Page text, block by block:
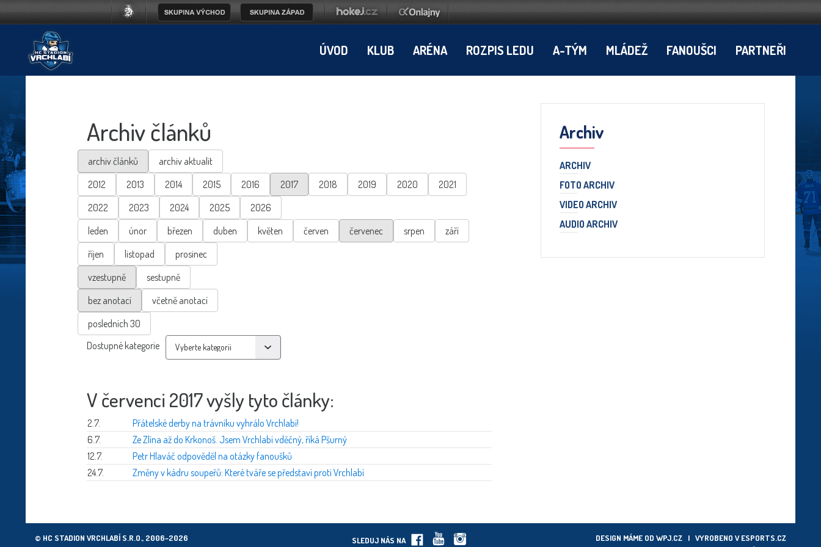
ÚVOD KLUB ARÉNA ROZPIS LEDU A-TÝM MLÁDEŽ FANOUŠCI PARTNEŘI
Archiv článků
archiv článků
archiv aktualit
2012
2013 2014 2015 2016 2017 2018 2019 2020
2021
2022
2023 2024 2025
2026
leden
únor březen duben květen červen červenec srpen
září
říjen
listopad
prosinec
vzestupně
sestupně
bez anotací
včetně anotací
posledních 30
Dostupné kategorie
V červenci 2017 vyšly tyto články:
2.7.
Přátelské derby na trávníku vyhrálo Vrchlabí!
6.7.
Ze Zlína až do Krkonoš. Jsem Vrchlabí vděčný, říká Pšurný
12.7.
Petr Hlaváč odpověděl na otázky fanoušků
24.7.
Změny v kádru soupeřů: Které tváře se představí proti Vrchlabí
Archiv
ARCHIV
FOTO ARCHIV
VIDEO ARCHIV
AUDIO ARCHIV
© HC STADION VRCHLABÍ S.R.O., 2006–2026 SLEDUJ NÁS NA DESIGN MÁME OD WPJ.CZ | VYROBENO VESPORTS.CZ